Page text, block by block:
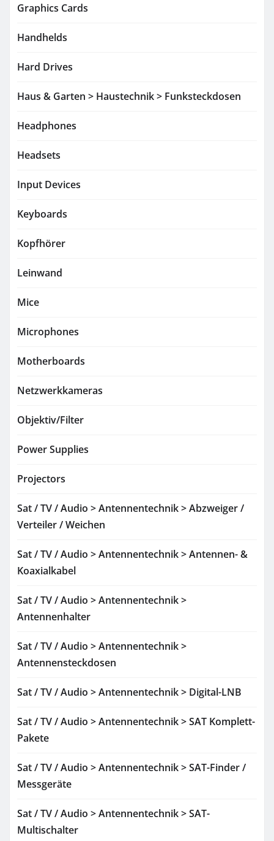
Graphics Cards
Handhelds
Hard Drives
Haus & Garten > Haustechnik > Funksteckdosen
Headphones
Headsets
Input Devices
Keyboards
Kopfhörer
Leinwand
Mice
Microphones
Motherboards
Netzwerkkameras
Objektiv/Filter
Power Supplies
Projectors
Sat / TV / Audio > Antennentechnik > Abzweiger /
Verteiler / Weichen
Sat / TV / Audio > Antennentechnik > Antennen- &
Koaxialkabel
Sat / TV / Audio > Antennentechnik >
Antennenhalter
Sat / TV / Audio > Antennentechnik >
Antennensteckdosen
Sat / TV / Audio > Antennentechnik > Digital-LNB
Sat / TV / Audio > Antennentechnik > SAT Komplett-
Pakete
Sat / TV / Audio > Antennentechnik > SAT-Finder /
Messgeräte
Sat / TV / Audio > Antennentechnik > SAT-
Multischalter